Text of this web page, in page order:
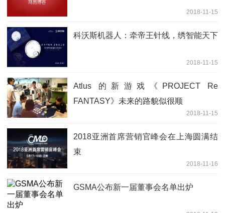
2018-11-15
科沃斯机器人：牵帝王针线，绣智能天下
2018-11-15
Atlus 的新游戏《PROJECT Re
FANTASY》未来的路貌似很顺
2018-11-15
2018亚洲首席营销官峰会在上海圆满结
束
2018-11-16
GSMA公布新一届董事会名单出炉